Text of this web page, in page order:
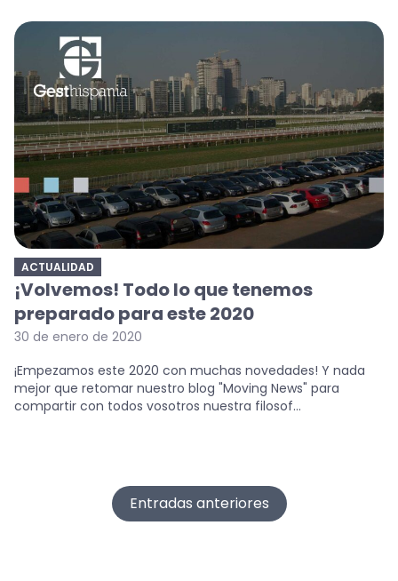
ACTUALIDAD
¡Volvemos! Todo lo que tenemos
preparado para este 2020
30 de enero de 2020
¡Empezamos este 2020 con muchas novedades! Y nada
mejor que retomar nuestro blog "Moving News" para
compartir con todos vosotros nuestra filosof...
Navegación
Entradas anteriores